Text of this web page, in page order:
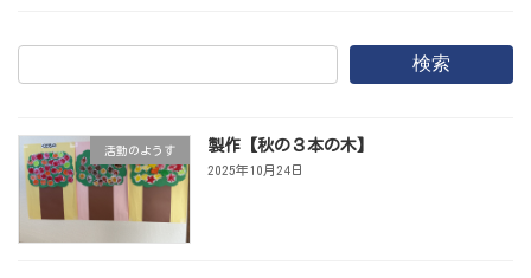
検索
活動のようす 製作【秋の３本の木】
2025年10月24日